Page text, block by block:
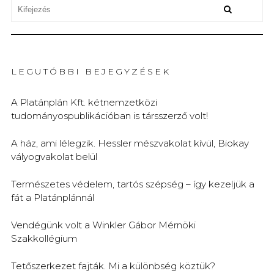
LEGUTÓBBI BEJEGYZÉSEK
A Platánplán Kft. kétnemzetközi
tudományospublikációban is társszerző volt!
A ház, ami lélegzik. Hessler mészvakolat kívül, Biokay
vályogvakolat belül
Természetes védelem, tartós szépség – így kezeljük a
fát a Platánplánnál
Vendégünk volt a Winkler Gábor Mérnöki
Szakkollégium
Tetőszerkezet fajták. Mi a különbség köztük?